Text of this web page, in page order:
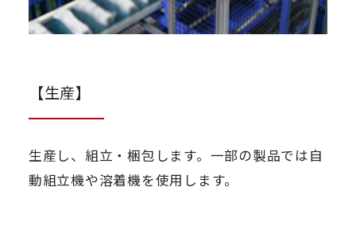
【生産】
生産し、組立・梱包します。一部の製品では自
動組立機や溶着機を使用します。